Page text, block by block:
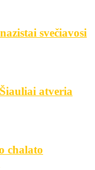
svečiavosi
atveria
chalato